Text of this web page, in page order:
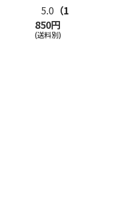
5.0 （10）
850円
(送料別)